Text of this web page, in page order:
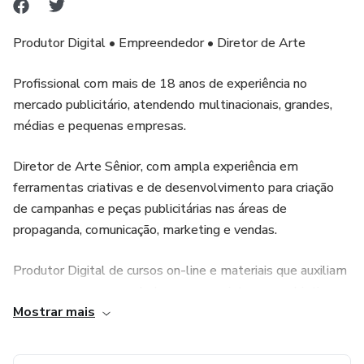
Produtor Digital • Empreendedor • Diretor de Arte
Profissional com mais de 18 anos de experiência no
mercado publicitário, atendendo multinacionais, grandes,
médias e pequenas empresas.
Diretor de Arte Sênior, com ampla experiência em
ferramentas criativas e de desenvolvimento para criação
de campanhas e peças publicitárias nas áreas de
propaganda, comunicação, marketing e vendas.
Produtor Digital de cursos on-line e materiais que auxiliam
profissionais e pessoais.
Empreendedor atuante no mercado digital de forma
Mostrar mais